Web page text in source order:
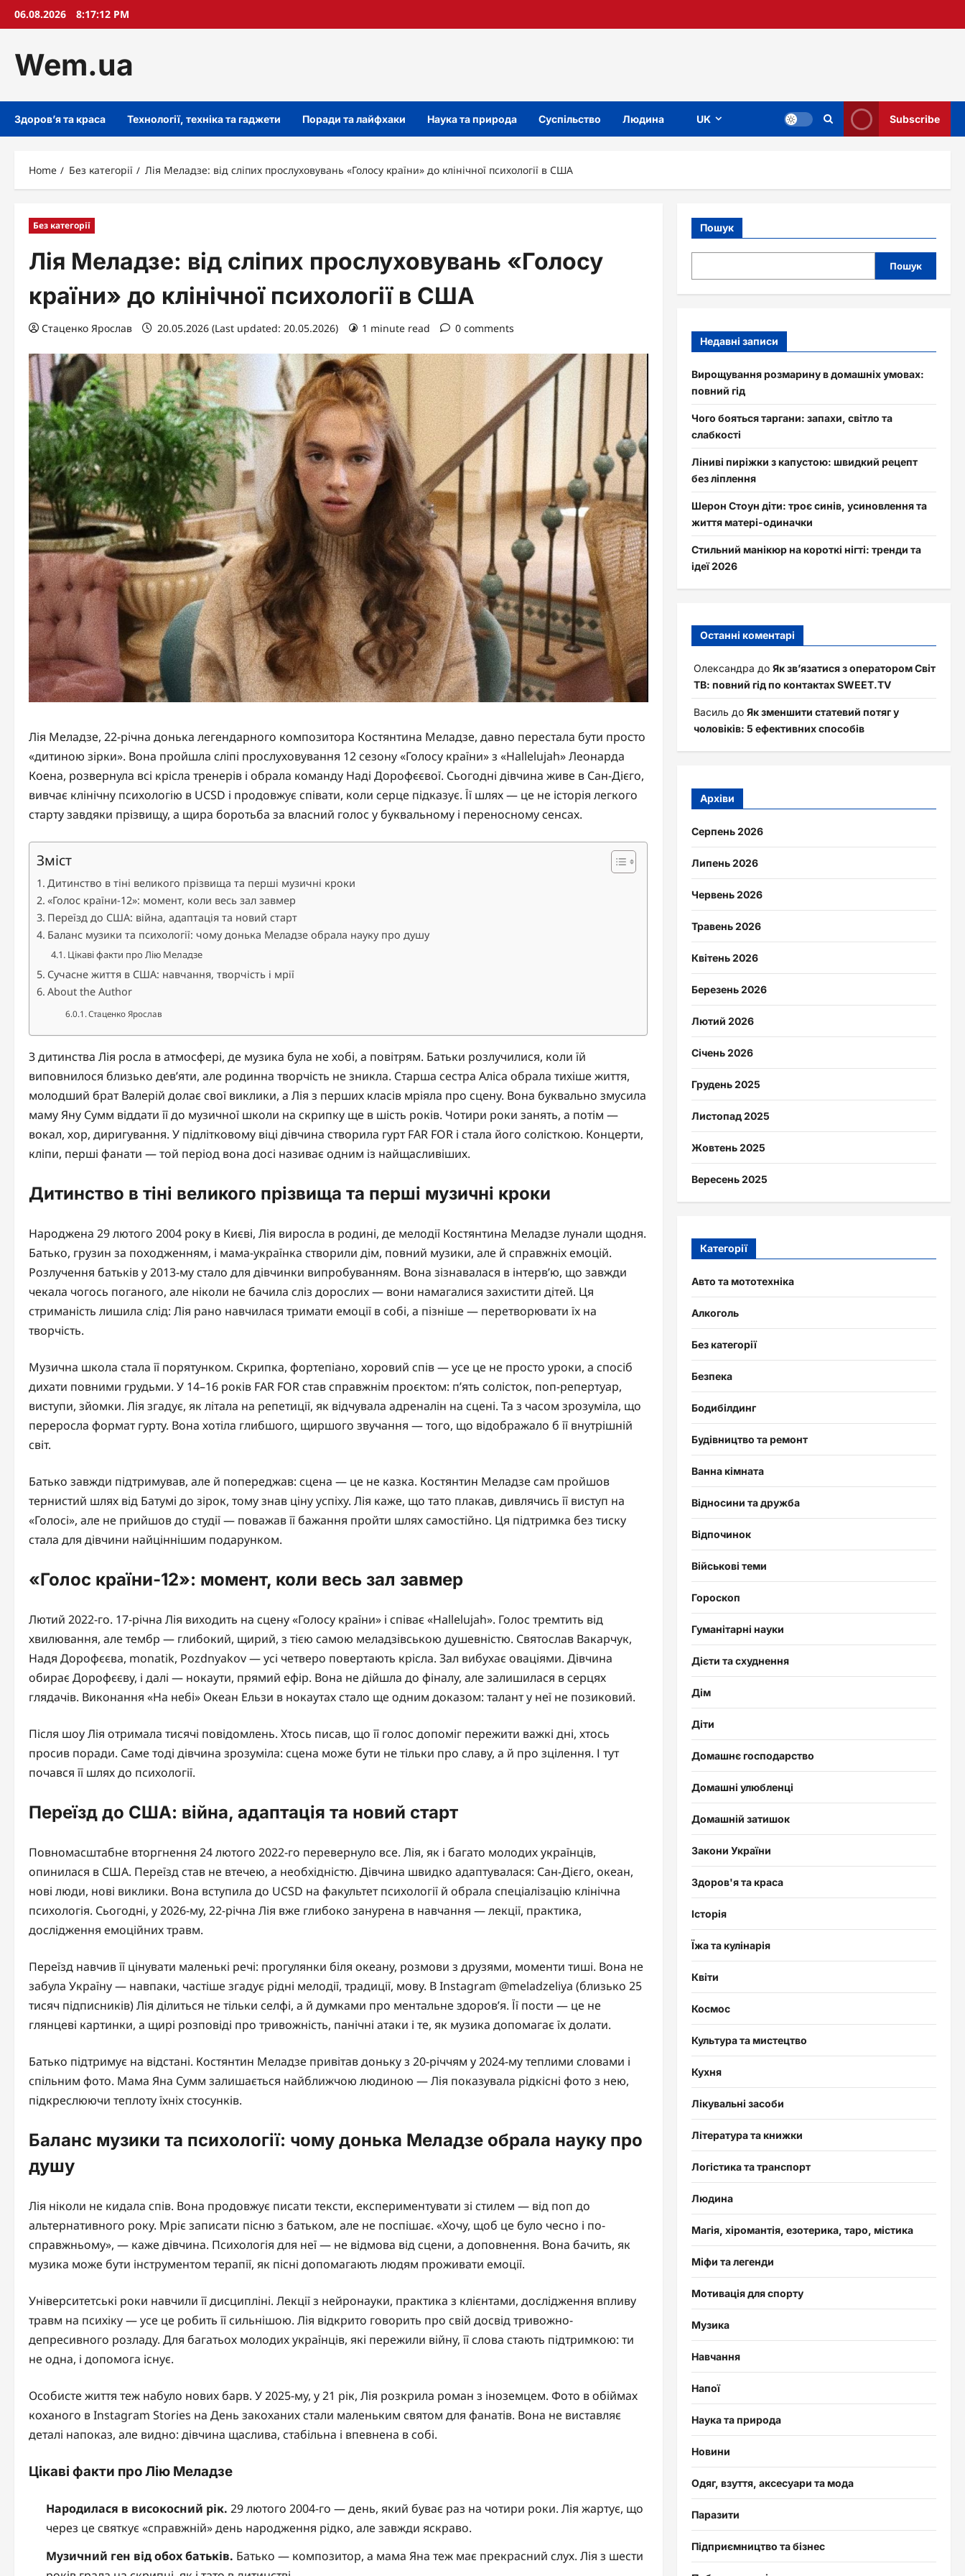
Skip06.08.2026 8:17:13 PM
Wem.ua
Здоров’я та краса Технології, техніка та гаджети Поради та лайфхаки Наука та природа Суспільство Людина UK Subscribe
Home Без категорії Лія Меладзе: від сліпих прослуховувань «Голосу країни» до клінічної психології в США
Без категорії
Лія Меладзе: від сліпих прослуховувань «Голосу
країни» до клінічної психології в США
Стаценко Ярослав 20.05.2026 (Last updated: 20.05.2026) 1 minute read 0 comments
Лія Меладзе, 22-річна донька легендарного композитора Костянтина Меладзе, давно перестала бути просто
«дитиною зірки». Вона пройшла сліпі прослуховування 12 сезону «Голосу країни» з «Hallelujah» Леонарда
Коена, розвернула всі крісла тренерів і обрала команду Наді Дорофєєвої. Сьогодні дівчина живе в Сан-Дієго,
вивчає клінічну психологію в UCSD і продовжує співати, коли серце підказує. Її шлях — це не історія легкого
старту завдяки прізвищу, а щира боротьба за власний голос у буквальному і переносному сенсах.
Зміст
Дитинство в тіні великого прізвища та перші музичні кроки
«Голос країни-12»: момент, коли весь зал завмер
Переїзд до США: війна, адаптація та новий старт
Баланс музики та психології: чому донька Меладзе обрала науку про душу
Цікаві факти про Лію Меладзе
Сучасне життя в США: навчання, творчість і мрії
About the Author
Стаценко Ярослав
З дитинства Лія росла в атмосфері, де музика була не хобі, а повітрям. Батьки розлучилися, коли їй
виповнилося близько дев’яти, але родинна творчість не зникла. Старша сестра Аліса обрала тихіше життя,
молодший брат Валерій долає свої виклики, а Лія з перших класів мріяла про сцену. Вона буквально змусила
маму Яну Сумм віддати її до музичної школи на скрипку ще в шість років. Чотири роки занять, а потім —
вокал, хор, диригування. У підлітковому віці дівчина створила гурт FAR FOR і стала його солісткою. Концерти,
кліпи, перші фанати — той період вона досі називає одним із найщасливіших.
Дитинство в тіні великого прізвища та перші музичні кроки
Народжена 29 лютого 2004 року в Києві, Лія виросла в родині, де мелодії Костянтина Меладзе лунали щодня.
Батько, грузин за походженням, і мама-українка створили дім, повний музики, але й справжніх емоцій.
Розлучення батьків у 2013-му стало для дівчинки випробуванням. Вона зізнавалася в інтерв’ю, що завжди
чекала чогось поганого, але ніколи не бачила сліз дорослих — вони намагалися захистити дітей. Ця
стриманість лишила слід: Лія рано навчилася тримати емоції в собі, а пізніше — перетворювати їх на
творчість.
Музична школа стала її порятунком. Скрипка, фортепіано, хоровий спів — усе це не просто уроки, а спосіб
дихати повними грудьми. У 14–16 років FAR FOR став справжнім проєктом: п’ять солісток, поп-репертуар,
виступи, зйомки. Лія згадує, як літала на репетиції, як відчувала адреналін на сцені. Та з часом зрозуміла, що
переросла формат гурту. Вона хотіла глибшого, щиршого звучання — того, що відображало б її внутрішній
світ.
Батько завжди підтримував, але й попереджав: сцена — це не казка. Костянтин Меладзе сам пройшов
тернистий шлях від Батумі до зірок, тому знав ціну успіху. Лія каже, що тато плакав, дивлячись її виступ на
«Голосі», але не прийшов до студії — поважав її бажання пройти шлях самостійно. Ця підтримка без тиску
стала для дівчини найціннішим подарунком.
«Голос країни-12»: момент, коли весь зал завмер
Лютий 2022-го. 17-річна Лія виходить на сцену «Голосу країни» і співає «Hallelujah». Голос тремтить від
хвилювання, але тембр — глибокий, щирий, з тією самою меладзівською душевністю. Святослав Вакарчук,
Надя Дорофєєва, monatik, Pozdnyakov — усі четверо повертають крісла. Зал вибухає оваціями. Дівчина
обирає Дорофєєву, і далі — нокаути, прямий ефір. Вона не дійшла до фіналу, але залишилася в серцях
глядачів. Виконання «На небі» Океан Ельзи в нокаутах стало ще одним доказом: талант у неї не позиковий.
Після шоу Лія отримала тисячі повідомлень. Хтось писав, що її голос допоміг пережити важкі дні, хтось
просив поради. Саме тоді дівчина зрозуміла: сцена може бути не тільки про славу, а й про зцілення. І тут
почався її шлях до психології.
Переїзд до США: війна, адаптація та новий старт
Повномасштабне вторгнення 24 лютого 2022-го перевернуло все. Лія, як і багато молодих українців,
опинилася в США. Переїзд став не втечею, а необхідністю. Дівчина швидко адаптувалася: Сан-Дієго, океан,
нові люди, нові виклики. Вона вступила до UCSD на факультет психології й обрала спеціалізацію клінічна
психологія. Сьогодні, у 2026-му, 22-річна Лія вже глибоко занурена в навчання — лекції, практика,
дослідження емоційних травм.
Переїзд навчив її цінувати маленькі речі: прогулянки біля океану, розмови з друзями, моменти тиші. Вона не
забула Україну — навпаки, частіше згадує рідні мелодії, традиції, мову. В Instagram @meladzeliya (близько 25
тисяч підписників) Лія ділиться не тільки селфі, а й думками про ментальне здоров’я. Її пости — це не
глянцеві картинки, а щирі розповіді про тривожність, панічні атаки і те, як музика допомагає їх долати.
Батько підтримує на відстані. Костянтин Меладзе привітав доньку з 20-річчям у 2024-му теплими словами і
спільним фото. Мама Яна Сумм залишається найближчою людиною — Лія показувала рідкісні фото з нею,
підкреслюючи теплоту їхніх стосунків.
Баланс музики та психології: чому донька Меладзе обрала науку про
душу
Лія ніколи не кидала спів. Вона продовжує писати тексти, експериментувати зі стилем — від поп до
альтернативного року. Мріє записати пісню з батьком, але не поспішає. «Хочу, щоб це було чесно і по-
справжньому», — каже дівчина. Психологія для неї — не відмова від сцени, а доповнення. Вона бачить, як
музика може бути інструментом терапії, як пісні допомагають людям проживати емоції.
Університетські роки навчили її дисципліні. Лекції з нейронауки, практика з клієнтами, дослідження впливу
травм на психіку — усе це робить її сильнішою. Лія відкрито говорить про свій досвід тривожно-
депресивного розладу. Для багатьох молодих українців, які пережили війну, її слова стають підтримкою: ти
не одна, і допомога існує.
Особисте життя теж набуло нових барв. У 2025-му, у 21 рік, Лія розкрила роман з іноземцем. Фото в обіймах
коханого в Instagram Stories на День закоханих стали маленьким святом для фанатів. Вона не виставляє
деталі напоказ, але видно: дівчина щаслива, стабільна і впевнена в собі.
Цікаві факти про Лію Меладзе
Народилася в високосний рік. 29 лютого 2004-го — день, який буває раз на чотири роки. Лія жартує, що
через це святкує «справжній» день народження рідко, але завжди яскраво.
Музичний ген від обох батьків. Батько — композитор, а мама Яна теж має прекрасний слух. Лія з шести
Пошук
Пошук
Недавні записи
Вирощування розмарину в домашніх умовах:
повний гід
Чого бояться таргани: запахи, світло та
слабкості
Ліниві пиріжки з капустою: швидкий рецепт
без ліплення
Шерон Стоун діти: троє синів, усиновлення та
життя матері-одиначки
Стильний манікюр на короткі нігті: тренди та
ідеї 2026
Останні коментарі
Олександра до Як зв’язатися з оператором Світ
ТВ: повний гід по контактах SWEET.TV
Василь до Як зменшити статевий потяг у
чоловіків: 5 ефективних способів
Архіви
Серпень 2026
Липень 2026
Червень 2026
Травень 2026
Квітень 2026
Березень 2026
Лютий 2026
Січень 2026
Грудень 2025
Листопад 2025
Жовтень 2025
Вересень 2025
Категорії
Авто та мототехніка
Алкоголь
Без категорії
Безпека
Бодибілдинг
Будівництво та ремонт
Ванна кімната
Відносини та дружба
Відпочинок
Військові теми
Гороскоп
Гуманітарні науки
Дієти та схуднення
Дім
Діти
Домашнє господарство
Домашні улюбленці
Домашній затишок
Закони України
Здоров'я та краса
Історія
Їжа та кулінарія
Квіти
Космос
Культура та мистецтво
Кухня
Лікувальні засоби
Література та книжки
Логістика та транспорт
Людина
Магія, хіромантія, езотерика, таро, містика
Міфи та легенди
Мотивація для спорту
Музика
Навчання
Напої
Наука та природа
Новини
Одяг, взуття, аксесуари та мода
Паразити
Підприємництво та бізнес